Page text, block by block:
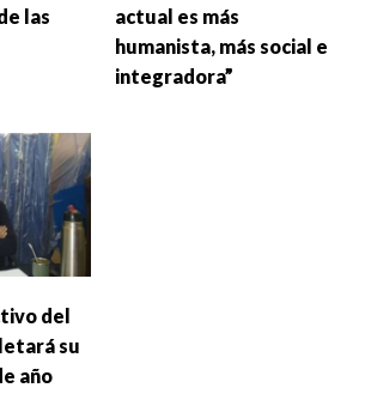
las
actual es más
humanista, más social e
integradora”
del
su
año